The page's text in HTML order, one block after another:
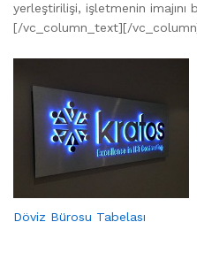
yerleştirilişi, işletmenin imajını
[/vc_column_text][/
Döviz Bürosu Tabelası